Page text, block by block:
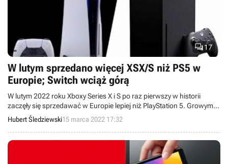
17
W lutym sprzedano więcej XSX/S niż PS5 w
Europie; Switch wciąż górą
W lutym 2022 roku Xboxy Series X i S po raz pierwszy w historii
zaczęły się sprzedawać w Europie lepiej niż PlayStation 5. Growym
bestsellerem zeszłego miesiąca okazał się zaś Elden Ring.
Hubert Śledziewski15 marca 2022 17:32